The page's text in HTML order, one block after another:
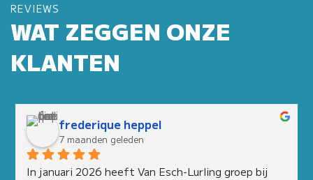
REVIEWS
WAT ZEGGEN ONZE
KLANTEN
frederique heppel
7 maanden geleden
In januari 2026 heeft Van Esch-Lurling groep bij